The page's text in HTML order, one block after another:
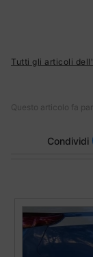
Tutti gli articoli
Questo articolo fa
Condividi